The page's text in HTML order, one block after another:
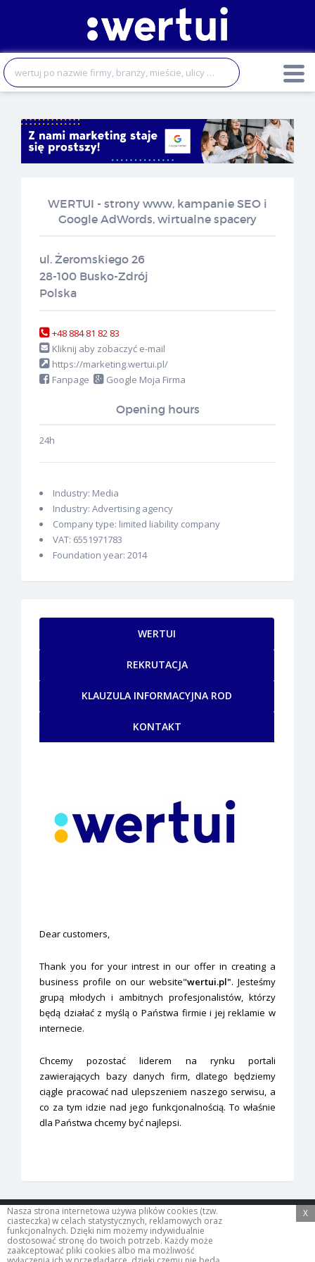
WERTUI - strony www, kampanie SEO i
Google AdWords, wirtualne spacery
ul. Żeromskiego 26
28-100 Busko-Zdrój
Polska
+48 884 81 82 83
Kliknij aby zobaczyć e-mail
https://marketing.wertui.pl/
Fanpage
Google Moja Firma
Opening hours
24h
Industry: Media
Industry: Advertising agency
Company type: limited liability company
VAT: 6551971783
Foundation year: 2014
WERTUI
REKRUTACJA
KLAUZULA INFORMACYJNA ROD
KONTAKT
Dear customers,
Thank you for your intrest in our offer in creating a
business profile on our website"wertui.pl". Jesteśmy
grupą młodych i ambitnych profesjonalistów, którzy
będą działać z myślą o Państwa firmie i jej reklamie w
internecie.
Chcemy pozostać liderem na rynku portali
zawierających bazy danych firm, dlatego będziemy
ciągle pracować nad ulepszeniem naszego serwisu, a
co za tym idzie nad jego funkcjonalnością. To właśnie
dla Państwa chcemy być najlepsi.
Copyright Wertui.pl © 2014.
All Rights Reserved
Nasza strona internetowa używa plików cookies (tzw.
ciasteczka) w celach statystycznych, reklamowych oraz
funkcjonalnych. Dzięki nim możemy indywidualnie
dostosować stronę do twoich potrzeb. Każdy może
zaakceptować pliki cookies albo ma możliwość
X